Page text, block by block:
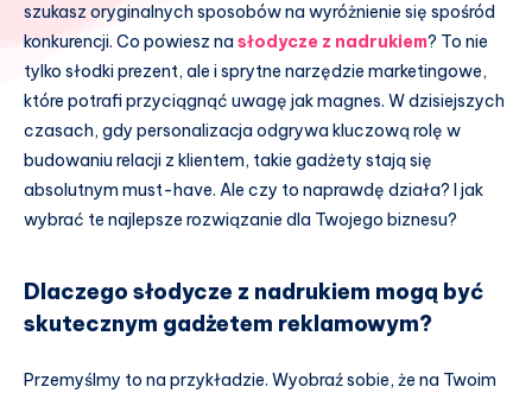
szukasz oryginalnych sposobów na wyróżnienie się spośród
konkurencji. Co powiesz na słodycze z nadrukiem? To nie
tylko słodki prezent, ale i sprytne narzędzie marketingowe,
które potrafi przyciągnąć uwagę jak magnes. W dzisiejszych
czasach, gdy personalizacja odgrywa kluczową rolę w
budowaniu relacji z klientem, takie gadżety stają się
absolutnym must-have. Ale czy to naprawdę działa? I jak
wybrać te najlepsze rozwiązanie dla Twojego biznesu?
Dlaczego słodycze z nadrukiem mogą być
skutecznym gadżetem reklamowym?
Przemyślmy to na przykładzie. Wyobraź sobie, że na Twoim